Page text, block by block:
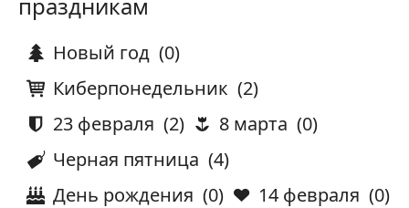
Новый год (0)
Киберпонедельник (2)
23 февраля (2) 8 марта (0)
Черная пятница (4)
День рождения (0) 14 февраля (0)